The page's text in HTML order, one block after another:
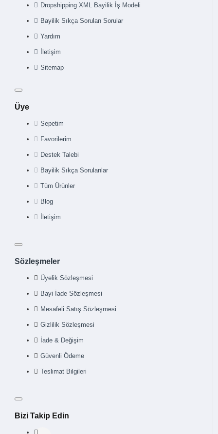
Dropshipping XML Bayilik İş Modeli
Bayilik Sıkça Sorulan Sorular
Yardım
İletişim
Sitemap
Üye
Sepetim
Favorilerim
Destek Talebi
Bayilik Sıkça Sorulanlar
Tüm Ürünler
Blog
İletişim
Sözleşmeler
Üyelik Sözleşmesi
Bayi İade Sözleşmesi
Mesafeli Satış Sözleşmesi
Gizlilik Sözleşmesi
İade & Değişim
Güvenli Ödeme
Teslimat Bilgileri
Bizi Takip Edin